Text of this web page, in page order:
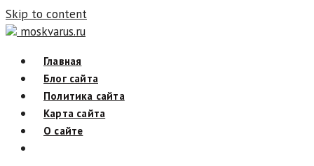
Skip to content
moskvarus.ru
Главная
Блог сайта
Политика сайта
Карта сайта
О сайте